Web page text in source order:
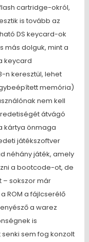
cartridge-okról,
is tovább az
DS keycard-ok
más dolguk, mint a
keycard
n keresztül, lehet
memória)
nem kell
átvágó
kártya önmaga
játékszoftver
néhány játék, amely
a bootcode-ot, de
– sokszor már
ROM a fájlcserélő
a warez
is
senki sem fog konzolt